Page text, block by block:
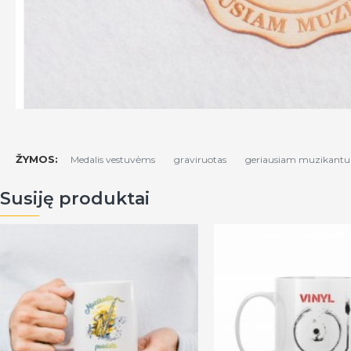
ŽYMOS: Medalis vestuvėms graviruotas geriausiam
Susiję produktai